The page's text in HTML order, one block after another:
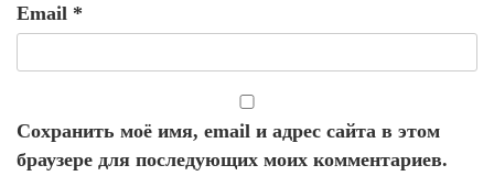
Email *
Сохранить моё имя, email и адрес сайта в этом
браузере для последующих моих комментариев.